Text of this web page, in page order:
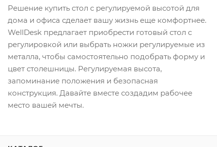
Решение купить стол с регулируемой высотой для
дома и офиса сделает вашу жизнь еще комфортнее.
WellDesk предлагает приобрести готовый стол с
регулировкой или выбрать ножки регулируемые из
металла, чтобы самостоятельно подобрать форму и
цвет столешницы. Регулируемая высота,
запоминание положения и безопасная
конструкция. Давайте вместе создадим рабочее
место вашей мечты.